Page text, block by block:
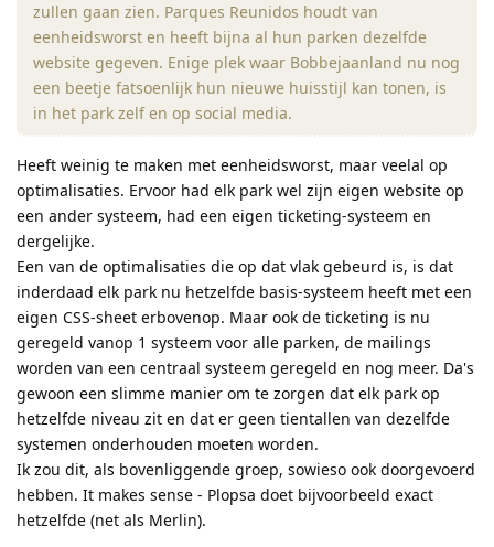
zullen gaan zien. Parques Reunidos houdt van
eenheidsworst en heeft bijna al hun parken dezelfde
website gegeven. Enige plek waar Bobbejaanland nu nog
een beetje fatsoenlijk hun nieuwe huisstijl kan tonen, is
in het park zelf en op social media.
Heeft weinig te maken met eenheidsworst, maar veelal op
optimalisaties. Ervoor had elk park wel zijn eigen website op
een ander systeem, had een eigen ticketing-systeem en
dergelijke.
Een van de optimalisaties die op dat vlak gebeurd is, is dat
inderdaad elk park nu hetzelfde basis-systeem heeft met een
eigen CSS-sheet erbovenop. Maar ook de ticketing is nu
geregeld vanop 1 systeem voor alle parken, de mailings
worden van een centraal systeem geregeld en nog meer. Da's
gewoon een slimme manier om te zorgen dat elk park op
hetzelfde niveau zit en dat er geen tientallen van dezelfde
systemen onderhouden moeten worden.
Ik zou dit, als bovenliggende groep, sowieso ook doorgevoerd
hebben. It makes sense - Plopsa doet bijvoorbeeld exact
hetzelfde (net als Merlin).